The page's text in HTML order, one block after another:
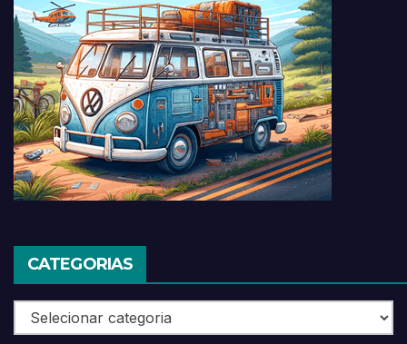
CATEGORIAS
Categorias